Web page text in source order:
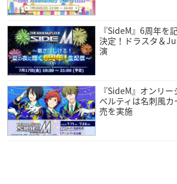
『SideM』6周年を
決定！ドラスタ＆
演
『SideM』オンリ
ベルティは名刺風
売を実施